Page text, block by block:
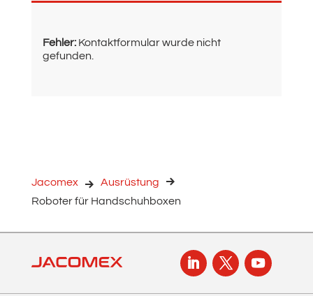
Fehler:Kontaktformular wurde nicht
gefunden.
Jacomex
Ausrüstung
Roboter für Handschuhboxen